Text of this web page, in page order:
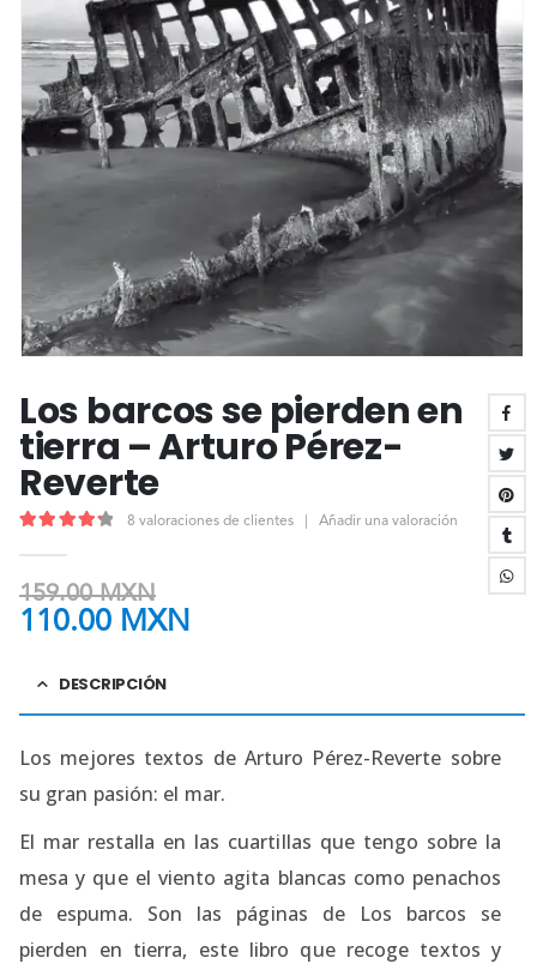
Los barcos se pierden en
tierra – Arturo Pérez-
Reverte
8 valoraciones de clientes Añadir una valoración
159.00MXN
110.00 MXN
DESCRIPCIÓN
Los mejores textos de Arturo Pérez-Reverte sobre
su gran pasión: el mar.
El mar restalla en las cuartillas que tengo sobre la
mesa y que el viento agita blancas como penachos
de espuma. Son las páginas de Los barcos se
pierden en tierra, este libro que recoge textos y